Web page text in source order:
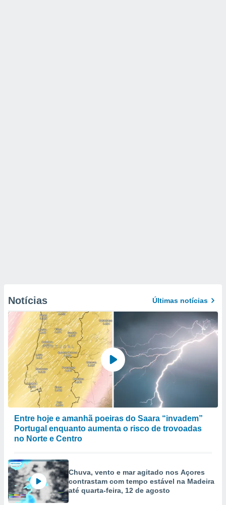
Notícias Últimas notícias
Entre hoje e amanhã poeiras do Saara “invadem”
Portugal enquanto aumenta o risco de trovoadas
no Norte e Centro
Chuva, vento e mar agitado nos Açores
contrastam com tempo estável na Madeira
até quarta-feira, 12 de agosto